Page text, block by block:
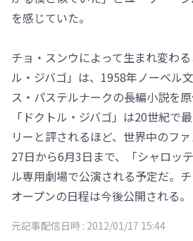
を感じていた。
チョ・スンウによって生まれ変わ
ル・ジバゴ」は、1958年ノーベル
ス・パステルナークの長編小説を
「ドクトル・ジバゴ」は20世紀で
リーと評されるほど、世界中のフ
27日から6月3日まで、「シャロッ
ル専用劇場で公演される予定だ。
オープンの日程は今後公開される。
元記事配信日時 : 2012/01/17 15:44